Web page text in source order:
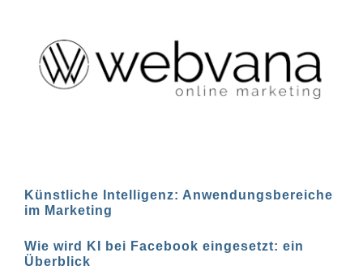
Künstliche Intelligenz: Anwendungsbereiche
im Marketing
Wie wird KI bei Facebook eingesetzt: ein
Überblick